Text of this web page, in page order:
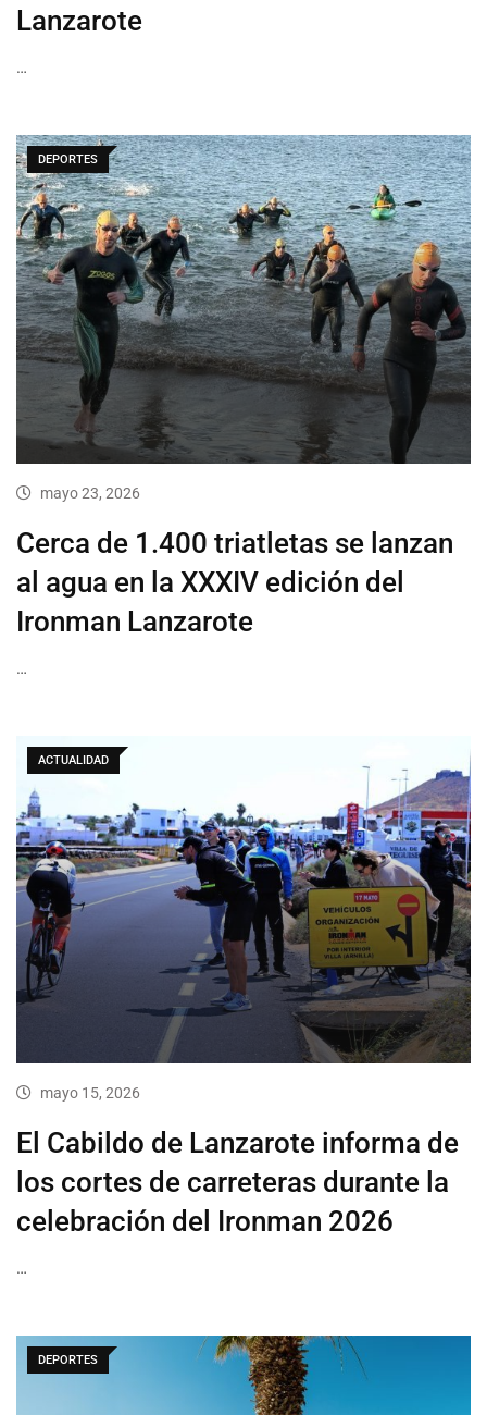
Lanzarote
…
DEPORTES
mayo 23, 2026
Cerca de 1.400 triatletas se lanzan
al agua en la XXXIV edición del
Ironman Lanzarote
…
ACTUALIDAD
mayo 15, 2026
El Cabildo de Lanzarote informa de
los cortes de carreteras durante la
celebración del Ironman 2026
…
DEPORTES